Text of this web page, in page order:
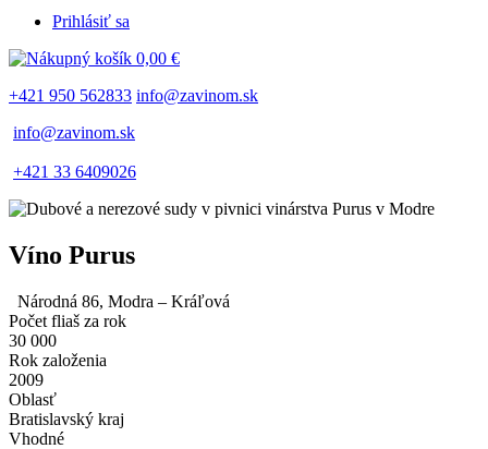
Prihlásiť sa
0,00 €
+421 950 562833 info@zavinom.sk
info@zavinom.sk
+421 33 6409026
Víno Purus
Národná 86, Modra – Kráľová
Počet fliaš za rok
30 000
Rok založenia
2009
Oblasť
Bratislavský kraj
Vhodné